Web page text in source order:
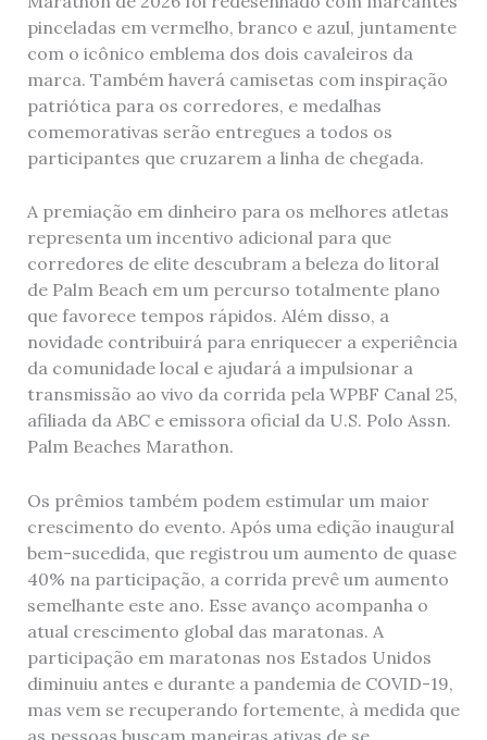
pinceladas em vermelho, branco e azul, juntamente
com o icônico emblema dos dois cavaleiros da
marca. Também haverá camisetas com inspiração
patriótica para os corredores, e medalhas
comemorativas serão entregues a todos os
participantes que cruzarem a linha de chegada.
A premiação em dinheiro para os melhores atletas
representa um incentivo adicional para que
corredores de elite descubram a beleza do litoral
de Palm Beach em um percurso totalmente plano
que favorece tempos rápidos. Além disso, a
novidade contribuirá para enriquecer a experiência
da comunidade local e ajudará a impulsionar a
transmissão ao vivo da corrida pela WPBF Canal 25,
afiliada da ABC e emissora oficial da U.S. Polo Assn.
Palm Beaches Marathon.
Os prêmios também podem estimular um maior
crescimento do evento. Após uma edição inaugural
bem-sucedida, que registrou um aumento de quase
40% na participação, a corrida prevê um aumento
semelhante este ano. Esse avanço acompanha o
atual crescimento global das maratonas. A
participação em maratonas nos Estados Unidos
diminuiu antes e durante a pandemia de COVID-19,
mas vem se recuperando fortemente, à medida que
as pessoas buscam maneiras ativas de se